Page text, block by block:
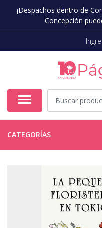
¡Despachos dentro de
Concepción
CATEGORÍAS